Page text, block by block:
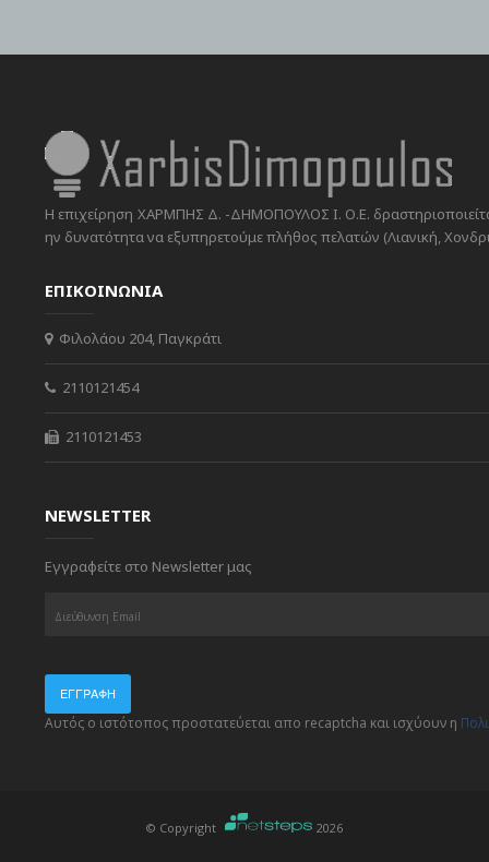
Η επιχείρηση ΧΑΡΜΠΗΣ Δ. -ΔΗΜΟΠΟΥΛΟΣ Ι. Ο.Ε.
ην δυνατότητα να εξυπηρετούμε πλήθος πελατών (Λιανική,
ΕΠΙΚΟΙΝΩΝΙΑ
Φιλολάου 204, Παγκράτι
2110121454
2110121453
NEWSLETTER
Εγγραφείτε στο Newsletter μας
ΕΓΓΡΑΦΉ
Αυτός ο ιστότοπος προστατεύεται απο recaptcha και ισχύουν η
© Copyright 2026